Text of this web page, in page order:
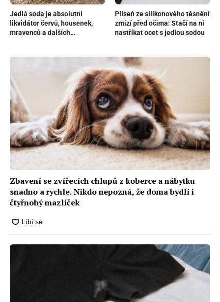
Jedlá soda je absolutní
likvidátor červů, housenek,
mravenců a dalších
roztok
Plíseň ze silikonového těsnění
zmizí před očima: Stačí na ni
nastříkat ocet s jedlou sodou
Zbavení se zvířecích chlupů z koberce a nábytku
snadno a rychle. Nikdo nepozná, že doma bydlí i
čtyřnohý mazlíček